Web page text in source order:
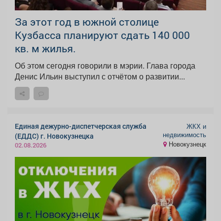
За этот год в южной столице
Кузбасса планируют сдать 140 000
кв. м жилья.
Об этом сегодня говорили в мэрии. Глава города
Денис Ильин выступил с отчётом о развитии...
Единая дежурно-диспетчерская служба
(ЕДДС) г. Новокузнецка
02.08.2026
ЖКХ и
недвижимость
Новокузнецк